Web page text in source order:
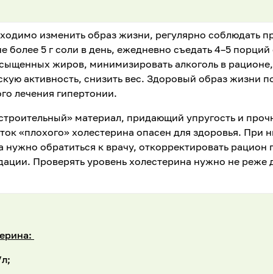
изменить образ жизни, регулярно соблюдать
более 5 г соли в день, ежедневно съедать 4–5
жиров, минимизировать алкоголь в
активность, снизить вес. Здоровый образ жизни
лечения гипертонии.
материал, придающий упругость и
«плохого» холестерина опасен для здоровья. При
обратиться к врачу, откорректировать рацион
Проверять уровень холестерина нужно не реже